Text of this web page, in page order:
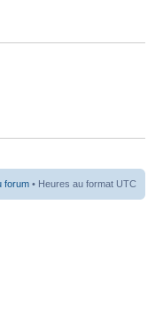
forum • Heures au format UTC